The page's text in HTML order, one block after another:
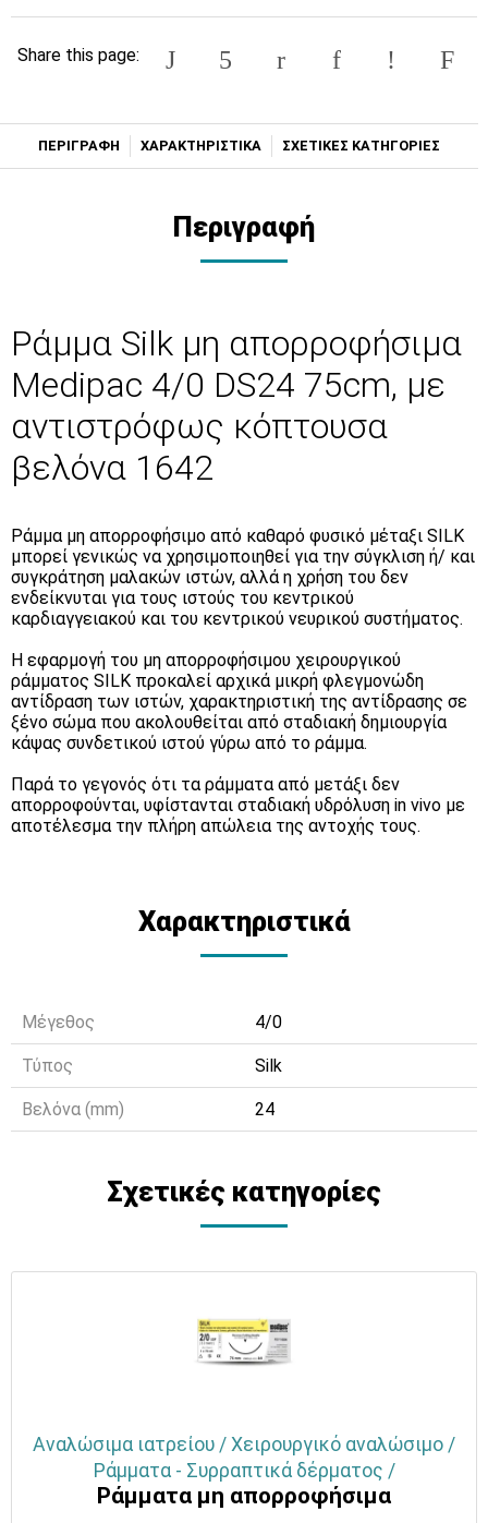
Share this page:
ΠΕΡΙΓΡΑΦΗ ΧΑΡΑΚΤΗΡΙΣΤΙΚΑ ΣΧΕΤΙΚΕΣ ΚΑΤΗΓΟΡΙΕΣ
Περιγραφή
Ράμμα Silk μη απορροφήσιμα
Medipac 4/0 DS24 75cm, με
αντιστρόφως κόπτουσα
βελόνα 1642
Ράμμα μη απορροφήσιμο από καθαρό φυσικό μέταξι SILK
μπορεί γενικώς να χρησιμοποιηθεί για την σύγκλιση ή/ και
συγκράτηση μαλακών ιστών, αλλά η χρήση του δεν
ενδείκνυται για τους ιστούς του κεντρικού
καρδιαγγειακού και του κεντρικού νευρικού συστήματος.
Η εφαρμογή του μη απορροφήσιμου χειρουργικού
ράμματος SILK προκαλεί αρχικά μικρή φλεγμονώδη
αντίδραση των ιστών, χαρακτηριστική της αντίδρασης σε
ξένο σώμα που ακολουθείται από σταδιακή δημιουργία
κάψας συνδετικού ιστού γύρω από το ράμμα.
Παρά το γεγονός ότι τα ράμματα από μετάξι δεν
απορροφούνται, υφίστανται σταδιακή υδρόλυση in vivo με
αποτέλεσμα την πλήρη απώλεια της αντοχής τους.
Χαρακτηριστικά
Μέγεθος 4/0
Τύπος Silk
Βελόνα (mm) 24
Σχετικές κατηγορίες
Αναλώσιμα ιατρείου / Χειρουργικό αναλώσιμο /
Ράμματα - Συρραπτικά δέρματος /
Ράμματα μη απορροφήσιμα